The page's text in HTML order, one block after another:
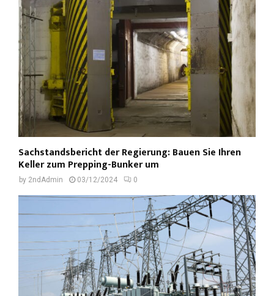
Sachstandsbericht der Regierung: Bauen Sie Ihren
Keller zum Prepping-Bunker um
by 2ndAdmin 03/12/2024 0